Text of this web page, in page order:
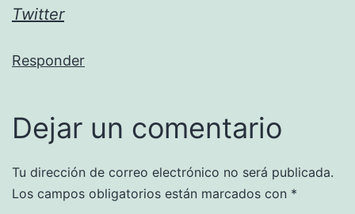
Twitter
Responder
Dejar un comentario
Tu dirección de correo electrónico no será publicada.
Los campos obligatorios están marcados con *